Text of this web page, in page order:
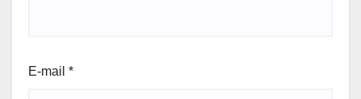
E-mail *